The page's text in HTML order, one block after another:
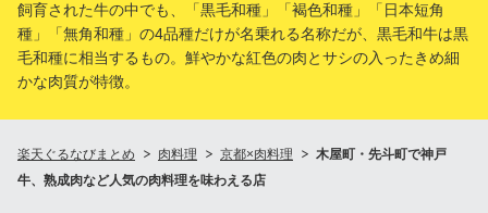
飼育された牛の中でも、「黒毛和種」「褐色和種」「日本短角
種」「無角和種」の4品種だけが名乗れる名称だが、黒毛和牛は黒
毛和種に相当するもの。鮮やかな紅色の肉とサシの入ったきめ細
かな肉質が特徴。
楽天ぐるなびまとめ 肉料理 京都×肉料理
木屋町・先斗町で神戸
牛、熟成肉など人気の肉料理を味わえる店